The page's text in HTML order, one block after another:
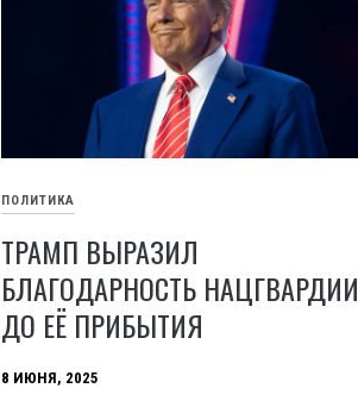
ПОЛИТИКА
ТРАМП ВЫРАЗИЛ
БЛАГОДАРНОСТЬ НАЦГВАРДИИ
ДО ЕЁ ПРИБЫТИЯ
8 ИЮНЯ, 2025